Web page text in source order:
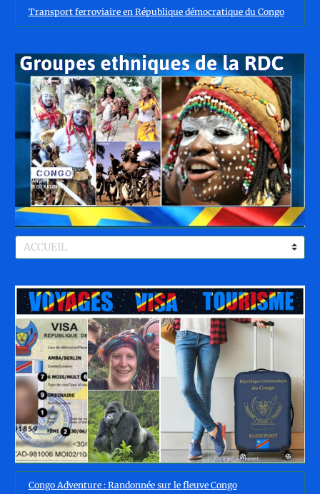
Transport ferroviaire en République démocratique du Congo
Congo Adventure : Randonnée sur le fleuve Congo